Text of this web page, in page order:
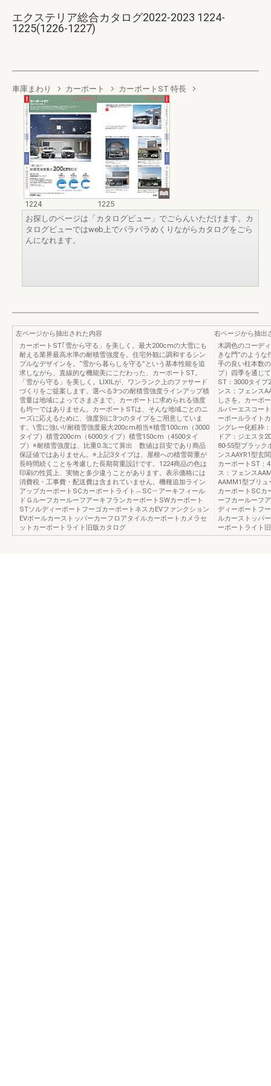
エクステリア総合カタログ2022-2023 1224-
1225(1226-1227)
車庫まわり カーポート カーポートST 特長
1224
1225
お探しのページは「カタログビュー」でごらんいただけます。カ
タログビューではweb上でパラパラめくりながらカタログをごら
んになれます。
左ページから抽出された内容
カーポートST｢雪から守る」を美しく。最大200cmの大雪にも
耐える業界最高水準の耐積雪強度を。住宅外観に調和するシン
プルなデザインを。“雪から暮らしを守る”という基本性能を追
求しながら、直線的な機能美にこだわった、カーポートST。
「雪から守る」を美しく。LIXILが、ワンランク上のファサード
づくりをご提案します。選べる3つの耐積雪強度ラインアップ積
雪量は地域によってさまざまで、カーポートに求められる強度
も均一ではありません。カーポートSTは、そんな地域ごとのニ
ーズに応えるために、強度別に3つのタイプをご用意していま
す。\雪に強い!/耐積雪強度最大200cm相当※積雪100cm（3000
タイプ）積雪200cm（6000タイプ）積雪150cm（4500タイ
プ）※耐積雪強度は、比重0.3にて算出 数値は目安であり商品
保証値ではありません。※上記3タイプは、屋根への積雪荷重が
長時間続くことを考慮した長期荷重設計です。1224商品の色は
印刷の性質上、実物と多少違うことがあります。表示価格には
消費税・工事費・配送費は含まれていません。機種追加ライン
アップカーポートSCカーポートライト︵SC︶アーキフィール
ドＧルーフカールーフアーキフランカーポートSWカーポート
STソルディーポートフーゴカーポートネスカEVファンクション
EVポールカーストッパーカーフロアタイルカーポートカメラセ
ットカーポートライト旧版カタログ
右ページから抽出
木調色のコーデ
きな門”のような
手の良い柱本数
プ）四季を通じ
ST：3000タイプ
ンス：フェンス
しさを。カーポ
ルバーエスコー
ーポールライト
ングレー化粧枠
ドア：ジエスタ
80-55型ブラック
ンスAAYR1型玄
カーポートST：
ス：フェンス
AAMM1型ブリュ
カーポートSCカ
ーフカールーフ
ディーポートフ
ルカーストッパ
ーポートライト